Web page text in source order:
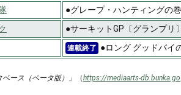
●グレープ・ハンティングの巻
●サーキットGP〔グランプ
連載終了 ●ロング グッドバイ
ース（ベータ版）」 （https://mediaarts-